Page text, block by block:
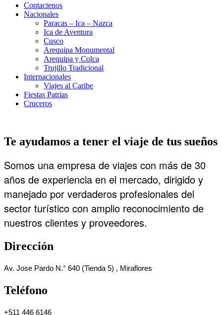
Contactenos
Nacionales
Paracas – Ica – Nazca
Ica de Aventura
Cusco
Arequipa Monumental
Arequipa y Colca
Trujillo Tradicional
Internacionales
Viajes al Caribe
Fiestas Patrias
Cruceros
Te ayudamos a tener el viaje de tus sueños
Somos una empresa de viajes con más de 30
años de experiencia en el mercado, dirigido y
manejado por verdaderos profesionales del
sector turístico con amplio reconocimiento de
nuestros clientes y proveedores.
Dirección
Av. Jose Pardo N.° 640 (Tienda 5) , Miraflores
Teléfono
+511 446 6146